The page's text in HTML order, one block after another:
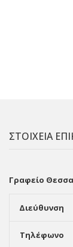
ΣΤΟΙΧΕΙΑ
Γραφείο
Διεύθυνση
Τηλέφωνο